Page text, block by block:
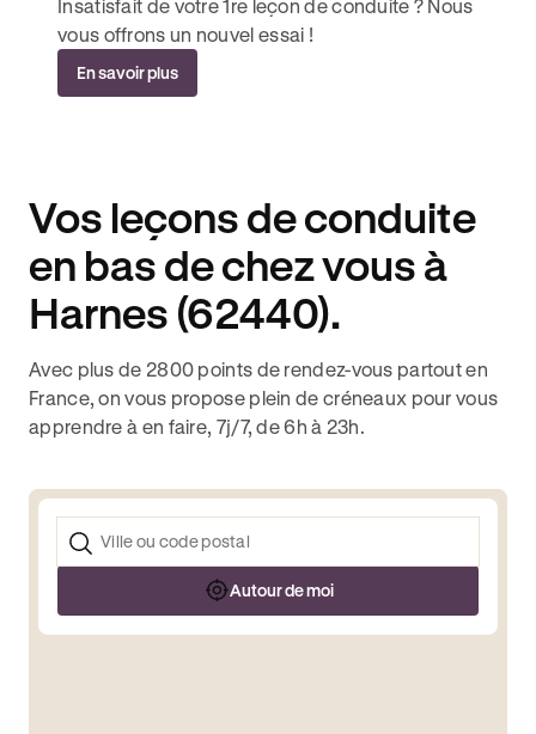
Insatisfait de votre 1re leçon de conduite ? Nous
vous offrons un nouvel essai !
En savoir plus
Vos leçons de conduite
en bas de chez vous à
Harnes (62440).
Avec plus de 2800 points de rendez-vous partout en
France, on vous propose plein de créneaux pour vous
apprendre à en faire, 7j/7, de 6h à 23h.
Autour de moi